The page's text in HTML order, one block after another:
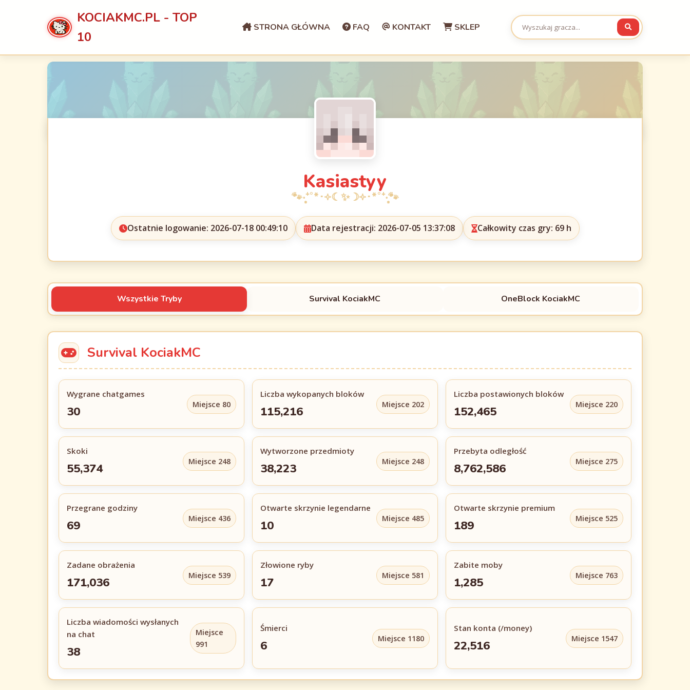
KOCIAKMC.PL - TOP
10
STRONA GŁÓWNA FAQ KONTAKT SKLEP
Kasiastyy
Ostatnie logowanie: 2026-07-18 00:49:10 Data rejestracji: 2026-07-05 13:37:08 Całkowity czas gry: 69 h
Wszystkie Tryby Survival KociakMC OneBlock KociakMC
Survival KociakMC
Wygrane chatgames
30 Miejsce 80
Liczba wykopanych bloków
115,216 Miejsce 202
Liczba postawionych bloków
152,465 Miejsce 220
Skoki
55,374 Miejsce 248
Wytworzone przedmioty
38,223 Miejsce 248
Przebyta odległość
8,762,586 Miejsce 275
Przegrane godziny
69 Miejsce 436
Otwarte skrzynie legendarne
10 Miejsce 485
Otwarte skrzynie premium
189 Miejsce 525
Zadane obrażenia
171,036 Miejsce 539
Złowione ryby
17 Miejsce 581
Zabite moby
1,285 Miejsce 763
Liczba wiadomości wysłanych
na chat
38
Miejsce
991
Śmierci
6 Miejsce 1180
Stan konta (/money)
22,516 Miejsce 1547